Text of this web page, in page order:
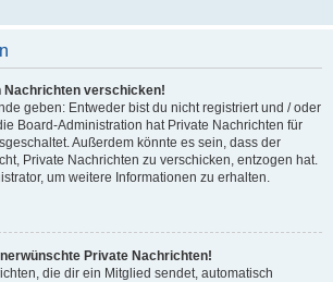
Nachrichten verschicken!
geben: Entweder bist du nicht registriert und / oder
Board-Administration hat Private Nachrichten für
Außerdem könnte es sein, dass der
Private Nachrichten zu verschicken, entzogen hat.
um weitere Informationen zu erhalten.
Private Nachrichten!
die dir ein Mitglied sendet, automatisch